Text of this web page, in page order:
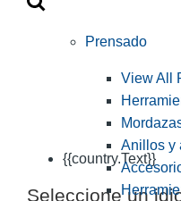
{{country.Text}}
Seleccione un
Prensado
View All
Anillos y